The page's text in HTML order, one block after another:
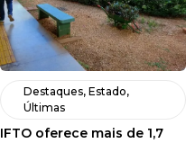
Destaques, Estado,
Últimas
IFTO oferece mais de 1,7